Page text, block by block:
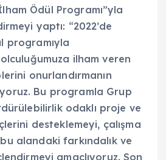
Ödül Programı”yla
yaptı: “2022’de
programıyla
ilham veren
onurlandırmanın
Bu programla Grup
odaklı proje ve
desteklemeyi, çalışma
bu alandaki farkındalık ve
amaçlıyoruz. Son